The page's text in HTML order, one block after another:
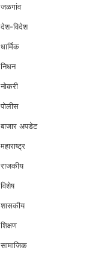
जळगांव
देश-विदेश
धार्मिक
निधन
नोकरी
पोलीस
बाजार अपडेट
महाराष्ट्र
राजकीय
विशेष
शासकीय
शिक्षण
सामाजिक